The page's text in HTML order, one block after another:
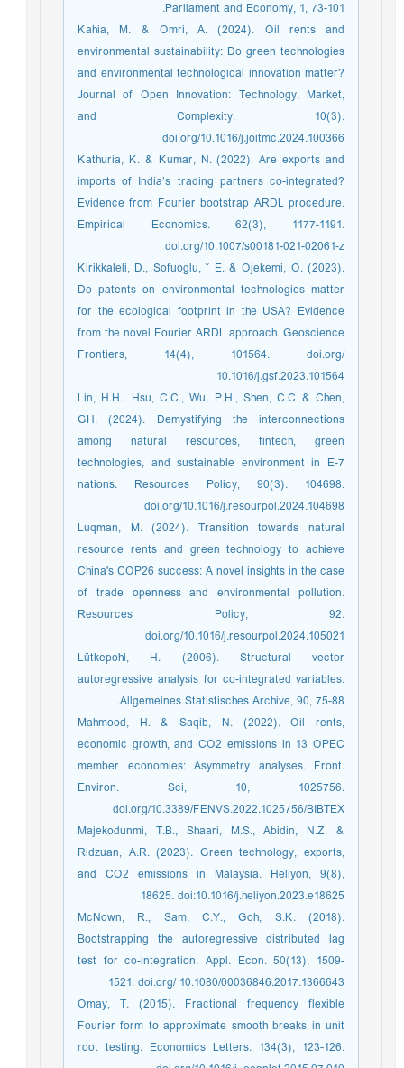
Parliament and Economy, 1, 73-101.
Kahia, M. & Omri, A. (2024). Oil rents and
environmental sustainability: Do green technologies
and environmental technological innovation matter?
Journal of Open Innovation: Technology, Market,
and Complexity, 10(3).
doi.org/10.1016/j.joitmc.2024.100366
Kathuria, K. & Kumar, N. (2022). Are exports and
imports of India’s trading partners co-integrated?
Evidence from Fourier bootstrap ARDL procedure.
Empirical Economics. 62(3), 1177-1191.
doi.org/10.1007/s00181-021-02061-z
Kirikkaleli, D., Sofuoglu, ˘ E. & Ojekemi, O. (2023).
Do patents on environmental technologies matter
for the ecological footprint in the USA? Evidence
from the novel Fourier ARDL approach. Geoscience
Frontiers, 14(4), 101564. doi.org/
10.1016/j.gsf.2023.101564
Lin, H.H., Hsu, C.C., Wu, P.H., Shen, C.C & Chen,
GH. (2024). Demystifying the interconnections
among natural resources, fintech, green
technologies, and sustainable environment in E-7
nations. Resources Policy, 90(3). 104698.
doi.org/10.1016/j.resourpol.2024.104698
Luqman, M. (2024). Transition towards natural
resource rents and green technology to achieve
China's COP26 success: A novel insights in the case
of trade openness and environmental pollution.
Resources Policy, 92.
doi.org/10.1016/j.resourpol.2024.105021
Lütkepohl, H. (2006). Structural vector
autoregressive analysis for co-integrated variables.
Allgemeines Statistisches Archive, 90, 75-88.
Mahmood, H. & Saqib, N. (2022). Oil rents,
economic growth, and CO2 emissions in 13 OPEC
member economies: Asymmetry analyses. Front.
Environ. Sci, 10, 1025756.
doi.org/10.3389/FENVS.2022.1025756/BIBTEX
Majekodunmi, T.B., Shaari, M.S., Abidin, N.Z. &
Ridzuan, A.R. (2023). Green technology, exports,
and CO2 emissions in Malaysia. Heliyon, 9(8),
18625. doi:10.1016/j.heliyon.2023.e18625
McNown, R., Sam, C.Y., Goh, S.K. (2018).
Bootstrapping the autoregressive distributed lag
test for co-integration. Appl. Econ. 50(13), 1509-
1521. doi.org/ 10.1080/00036846.2017.1366643
Omay, T. (2015). Fractional frequency flexible
Fourier form to approximate smooth breaks in unit
root testing. Economics Letters. 134(3), 123-126.